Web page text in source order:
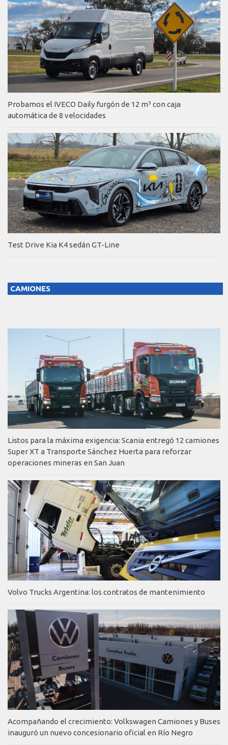
Probamos el IVECO Daily furgón de 12 m³ con caja
automática de 8 velocidades
Test Drive Kia K4 sedán GT-Line
CAMIONES
Listos para la máxima exigencia: Scania entregó 12 camiones
Super XT a Transporte Sánchez Huerta para reforzar
operaciones mineras en San Juan
Volvo Trucks Argentina: los contratos de mantenimiento
Acompañando el crecimiento: Volkswagen Camiones y Buses
inauguró un nuevo concesionario oficial en Río Negro